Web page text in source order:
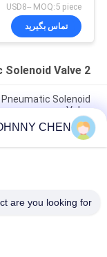
USD8-- MOQ:5 piece
تماس بگیرید
2 Way Pneumatic Solenoid Valve
Solenoid
Valve
With Viton Seal
Solenoid Valve
CHEN
are you looking for?